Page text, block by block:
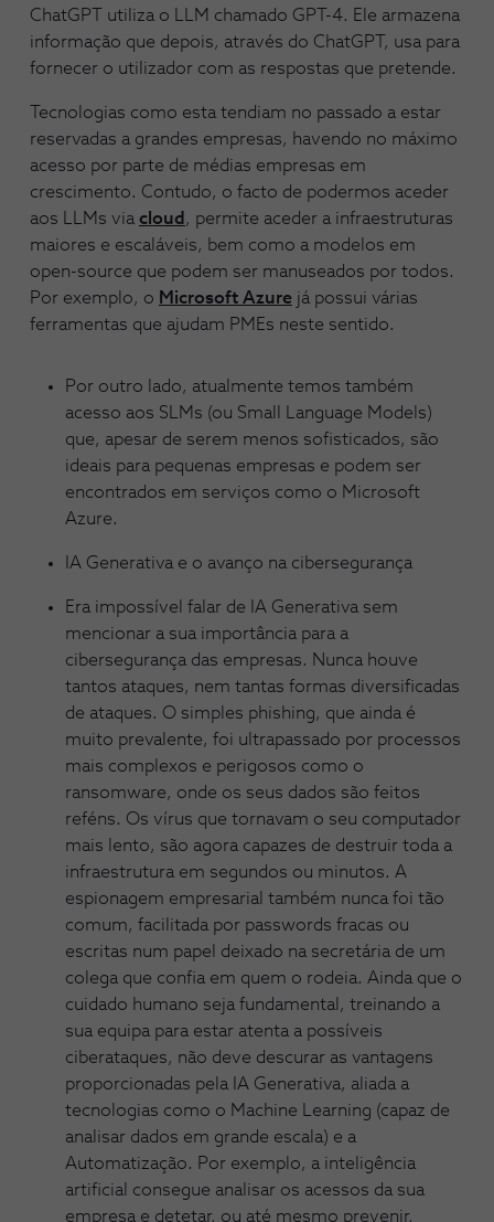
ChatGPT utiliza o LLM chamado GPT-4. Ele armazena
informação que depois, através do ChatGPT, usa para
fornecer o utilizador com as respostas que pretende.
Tecnologias como esta tendiam no passado a estar
reservadas a grandes empresas, havendo no máximo
acesso por parte de médias empresas em
crescimento. Contudo, o facto de podermos aceder
aos LLMs via cloud , permite aceder a infraestruturas
maiores e escaláveis, bem como a modelos em
open-source que podem ser manuseados por todos.
Por exemplo, o Microsoft Azure já possui várias
ferramentas que ajudam PMEs neste sentido.
Por outro lado, atualmente temos também
acesso aos SLMs (ou Small Language Models)
que, apesar de serem menos sofisticados, são
ideais para pequenas empresas e podem ser
encontrados em serviços como o Microsoft
Azure.
IA Generativa e o avanço na cibersegurança
Era impossível falar de IA Generativa sem
mencionar a sua importância para a
cibersegurança das empresas. Nunca houve
tantos ataques, nem tantas formas diversificadas
de ataques. O simples phishing, que ainda é
muito prevalente, foi ultrapassado por processos
mais complexos e perigosos como o
ransomware, onde os seus dados são feitos
reféns. Os vírus que tornavam o seu computador
mais lento, são agora capazes de destruir toda a
infraestrutura em segundos ou minutos. A
espionagem empresarial também nunca foi tão
comum, facilitada por passwords fracas ou
escritas num papel deixado na secretária de um
colega que confia em quem o rodeia. Ainda que o
cuidado humano seja fundamental, treinando a
sua equipa para estar atenta a possíveis
ciberataques, não deve descurar as vantagens
proporcionadas pela IA Generativa, aliada a
tecnologias como o Machine Learning (capaz de
analisar dados em grande escala) e a
Automatização. Por exemplo, a inteligência
artificial consegue analisar os acessos da sua
empresa e detetar, ou até mesmo prevenir,